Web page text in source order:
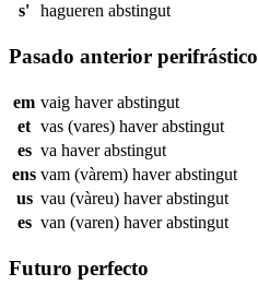
s' hagueren abstingut
Pasado anterior perifrástico
em vaig haverabstingut
et vas (vares) haverabstingut
es va haverabstingut
ens vam (vàrem) haverabstingut
us vau (vàreu) haverabstingut
es van (varen) haverabstingut
Futuro perfecto